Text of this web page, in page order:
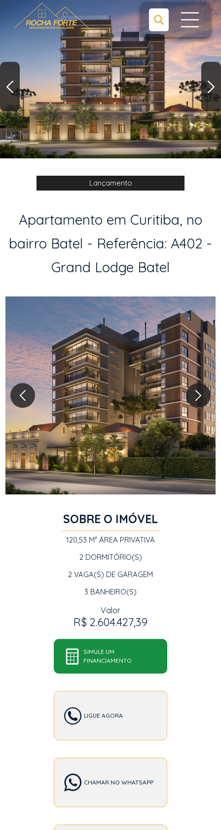
Lançamento
Apartamento em Curitiba, no
bairro Batel - Referência: A402 -
Grand Lodge Batel
SOBRE O IMÓVEL
120,53 M² ÁREA PRIVATIVA
2DORMITÓRIO(S)
2 VAGA(S) DE GARAGEM
3 BANHEIRO(S)
Valor
R$ 2.604.427,39
SIMULE UM
FINANCIAMENTO
LIGUE AGORA
CHAMAR NO WHATSAPP